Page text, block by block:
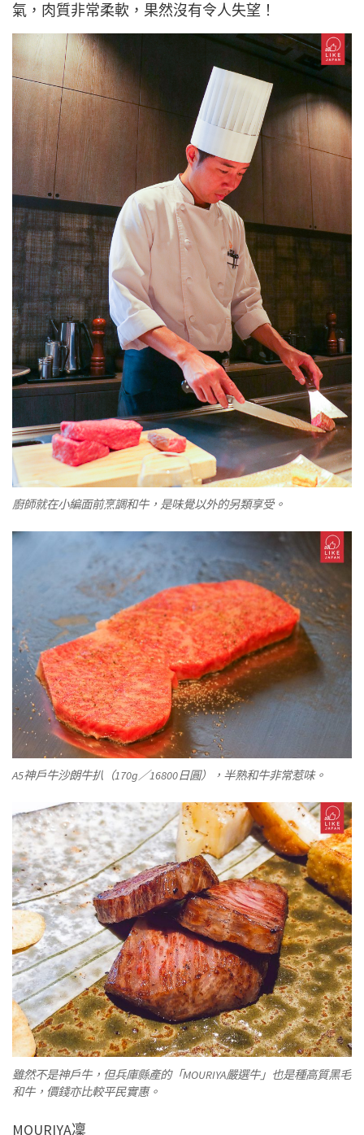
氣，肉質非常柔軟，果然沒有令人失望！
廚師就在小編面前烹調和牛，是味覺以外的另類享受。
A5神戶牛沙朗牛扒（170g／16800日圓），半熟和牛非常惹味。
雖然不是神戶牛，但兵庫縣產的「MOURIYA嚴選牛」也是種高質黑毛
和牛，價錢亦比較平民實惠。
MOURIYA凜